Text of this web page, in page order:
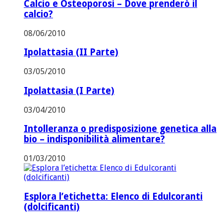
Calcio e Osteoporosi – Dove prenderò il
calcio?
08/06/2010
Ipolattasia (II Parte)
03/05/2010
Ipolattasia (I Parte)
03/04/2010
Intolleranza o predisposizione genetica alla
bio – indisponibilità alimentare?
01/03/2010
Esplora l’etichetta: Elenco di Edulcoranti
(dolcificanti)